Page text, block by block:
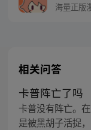
海量正版
相关问答
卡普阵亡了吗
卡普没有阵亡。
是被黑胡子活捉